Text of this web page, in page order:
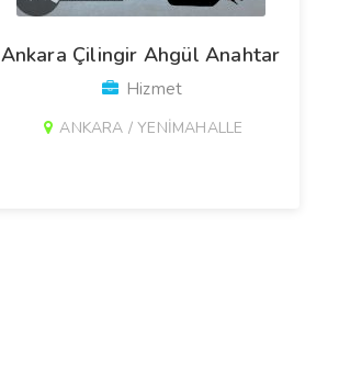
Ankara Çilingir Ahgül Anahtar
Hizmet
ANKARA / YENİMAHALLE